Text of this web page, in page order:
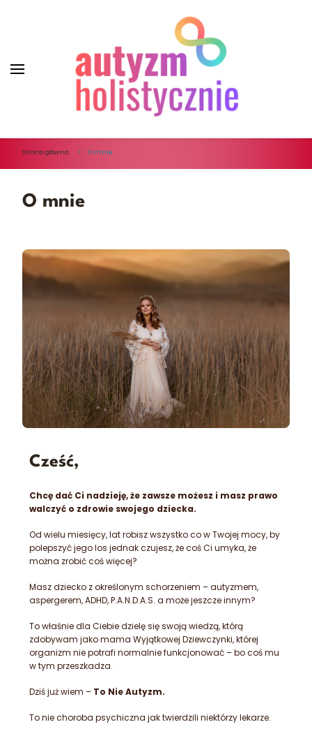
Autyzm Holistycznie
Strona główna O mnie
O mnie
Cześć,
Chcę dać Ci nadzieję, że zawsze możesz i masz prawo
walczyć o zdrowie swojego dziecka.
Od wielu miesięcy, lat robisz wszystko co w Twojej mocy, by
polepszyć jego los jednak czujesz, że coś Ci umyka, że
można zrobić coś więcej?
Masz dziecko z określonym schorzeniem – autyzmem,
aspergerem, ADHD, P.A.N.D.A.S. a może jeszcze innym?
To właśnie dla Ciebie dzielę się swoją wiedzą, którą
zdobywam jako mama Wyjątkowej Dziewczynki, której
organizm nie potrafi normalnie funkcjonować – bo coś mu
w tym przeszkadza.
Dziś już wiem – To Nie Autyzm.
To nie choroba psychiczna jak twierdzili niektórzy lekarze.